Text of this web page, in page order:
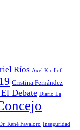
Ríos Axel Kicillof
Cristina Fernández
Debate Diario La
René Favaloro Inseguridad